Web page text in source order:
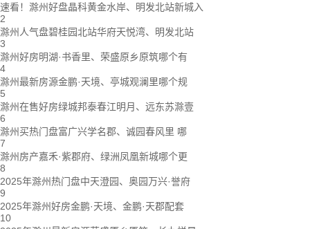
速看！滁州好盘晶科黄金水岸、明发北站新城入
2
滁州人气盘碧桂园北站华府天悦湾、明发北站
3
滁州好房明湖·书香里、荣盛原乡原筑哪个有
4
滁州最新房源金鹏·天境、亭城观澜里哪个规
5
滁州在售好房绿城邦泰春江明月、远东苏滁壹
6
滁州买热门盘富广兴学名郡、诚园春风里 哪
7
滁州房产嘉禾·紫郡府、绿洲凤凰新城哪个更
8
2025年滁州热门盘中天澄园、奥园万兴·誉府
9
2025年滁州好房金鹏·天境、金鹏·天郡配套
10